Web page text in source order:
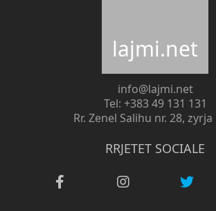
lajmi.net
info@lajmi.net
Tel: +383 49 131 131
Rr. Zenel Salihu nr. 28, zyrja
RRJETET SOCIALE